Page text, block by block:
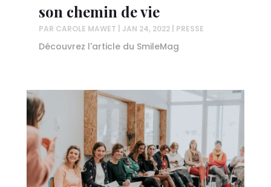
son chemin de vie
PAR CAROLE MAWET JAN 24, 2022| PRESSE
Découvrez l'article du SmileMag